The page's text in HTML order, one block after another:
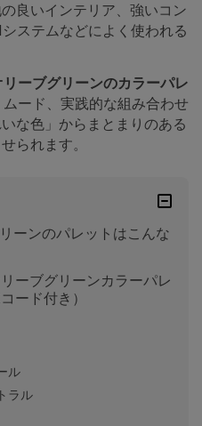
良いインテリア、強いコン
ステムなどによく使われる
リーブグリーンのカラーパレ
ード、実践的な組み合わせ
な色」からまとまりのある
られます。
ーンのパレットはこんな
ーブグリーンカラーパレ
ード付き）
ル
ラル